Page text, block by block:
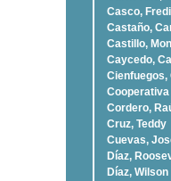
Casco, Fredi
Castaño,
Castillo,
Caycedo,
Cienfuegos,
Cordero,
Cruz, Teddy
Cuevas,
Díaz,
Dí­az, Wilson